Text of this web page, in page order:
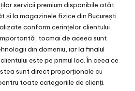
servicii premium disponibile atât
și la magazinele fizice din București.
conform cerințelor clientului,
tocmai de aceea sunt
din domeniu, iar la finalul
este pe primul loc. În ceea ce
sunt direct proporționale cu
toate categoriile de clienți.